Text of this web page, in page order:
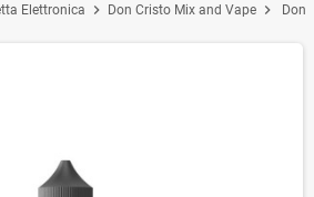
Elettronica chevron_right Don Cristo Mix and Vape chevron_right Don